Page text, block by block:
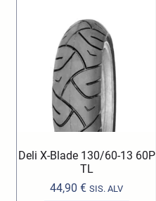
Deli X-Blade 130/60-13 60P
TL
44,90€ SIS. ALV